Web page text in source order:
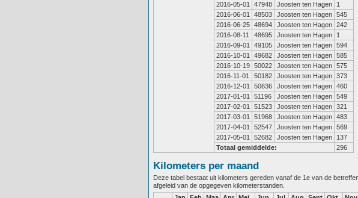
2016-05-01
47948 Joosten ten Hagen
1
2016-06-01
48503 Joosten ten Hagen 545
2016-06-25 48694 Joosten ten Hagen 242
2016-08-11
48695 Joosten ten Hagen
1
2016-09-01
49105 Joosten ten Hagen 594
2016-10-01
49682 Joosten ten Hagen 585
2016-10-19 50022 Joosten ten Hagen 575
2016-11-01
50182 Joosten ten Hagen 373
2016-12-01
50636 Joosten ten Hagen 460
2017-01-01
51196 Joosten ten Hagen 549
2017-02-01
51523 Joosten ten Hagen 321
2017-03-01
51968 Joosten ten Hagen 483
2017-04-01
52547 Joosten ten Hagen 569
2017-05-01
52682 Joosten ten Hagen
137
Totaal gemiddelde:
296
Kilometers per maand
Deze tabel bestaat uit kilometers gereden vanaf de 1e van de
afgeleid van de opgegeven kilometerstanden.